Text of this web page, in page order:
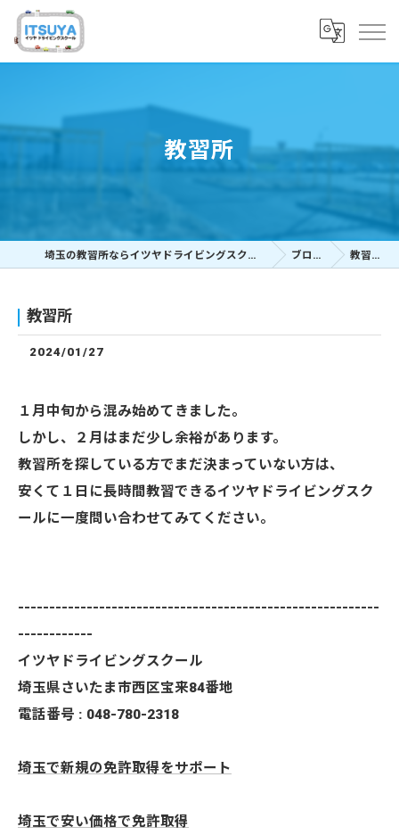
教習所
埼玉の教習所ならイツヤドライビングスクール ブログ 教習所
教習所
2024/01/27
１月中旬から混み始めてきました。
しかし、２月はまだ少し余裕があります。
教習所を探している方でまだ決まっていない方は、
安くて１日に長時間教習できるイツヤドライビングスク
ールに一度問い合わせてみてください。
----------------------------------------------------------
------------
イツヤドライビングスクール
埼玉県さいたま市西区宝来84番地
電話番号 : 048-780-2318
埼玉で新規の免許取得をサポート
埼玉で安い価格で免許取得